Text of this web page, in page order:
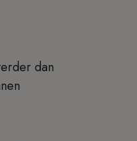
dan